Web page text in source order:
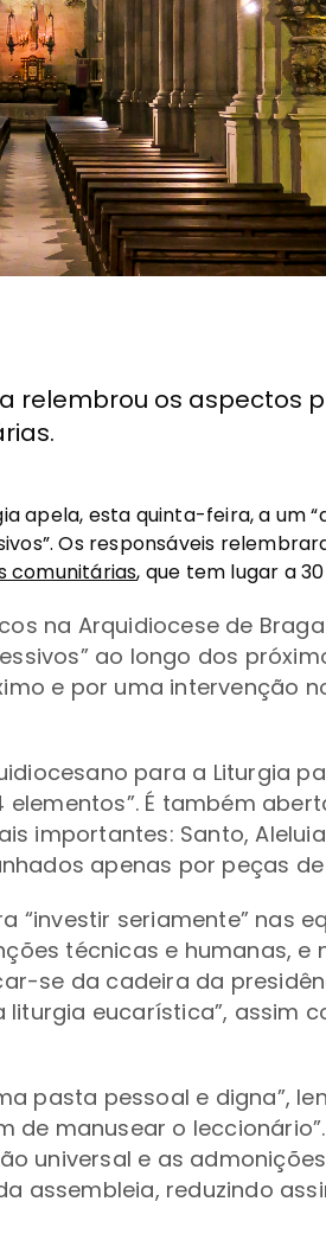
relembrou os aspectos
apela, esta quinta-feira, a um
Os responsáveis
comunitárias, que tem lugar a
na Arquidiocese de
ao longo dos
e por uma intervenção
para a Liturgia
É também
importantes: Santo, Aleluia
apenas por peças
“investir seriamente” nas
técnicas e humanas, e
se da cadeira da
eucarística”, assim
pasta pessoal e digna”,
manusear o leccionário”.
universal e as
assembleia, reduzindo